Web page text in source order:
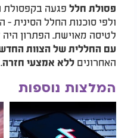
פסולת חלל
ולפי סוכנות החלל הסינית
לטיסה מאוישת. הפתרון
עם החללית של הצוות
האחרוניםללא אמצעי חזרה.
המלצות נוספות